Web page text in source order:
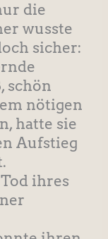
die
wusste
sicher:
schön
nötigen
hatte sie
Aufstieg
ihres